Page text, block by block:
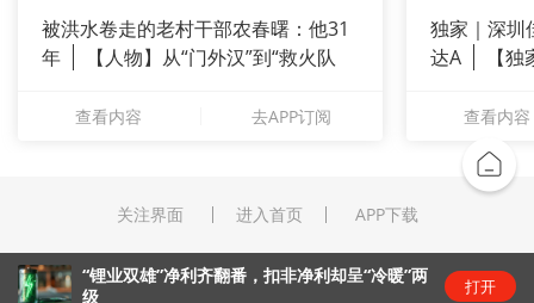
被洪水卷走的老村干部农春曙：他31
年
【人物】从“门外汉”到“救火队
查看内容 去APP订阅
独家｜深圳
达A
【
查看内容
关注界面 进入首页 APP下载
“锂业双雄”净利齐翻番，扣非净利却呈“冷暖”两
级
打开